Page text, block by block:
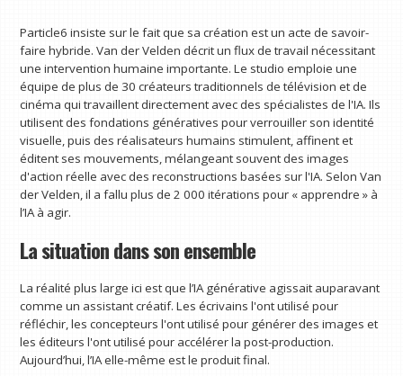
Particle6 insiste sur le fait que sa création est un acte de savoir-
faire hybride. Van der Velden décrit un flux de travail nécessitant
une intervention humaine importante. Le studio emploie une
équipe de plus de 30 créateurs traditionnels de télévision et de
cinéma qui travaillent directement avec des spécialistes de l'IA. Ils
utilisent des fondations génératives pour verrouiller son identité
visuelle, puis des réalisateurs humains stimulent, affinent et
éditent ses mouvements, mélangeant souvent des images
d'action réelle avec des reconstructions basées sur l'IA. Selon Van
der Velden, il a fallu plus de 2 000 itérations pour « apprendre » à
l’IA à agir.
La situation dans son ensemble
La réalité plus large ici est que l’IA générative agissait auparavant
comme un assistant créatif. Les écrivains l'ont utilisé pour
réfléchir, les concepteurs l'ont utilisé pour générer des images et
les éditeurs l'ont utilisé pour accélérer la post-production.
Aujourd’hui, l’IA elle-même est le produit final.